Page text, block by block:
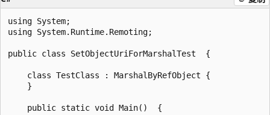
using System;
using System.Runtime.Remoting;
public class SetObjectUriForMarshalTest  {
    class TestClass : MarshalByRefObject {
    }
    public static void Main()  {